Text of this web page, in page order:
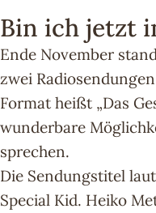
Bin ich jetzt
Ende November
zwei
Format heißt „Das
wunderbare
sprechen.
Die Sendungstitel
Special Kid. Heiko